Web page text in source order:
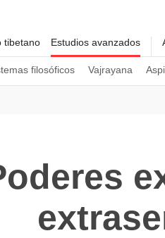
tibetano Estudios avanzados
filosóficos Vajrayana